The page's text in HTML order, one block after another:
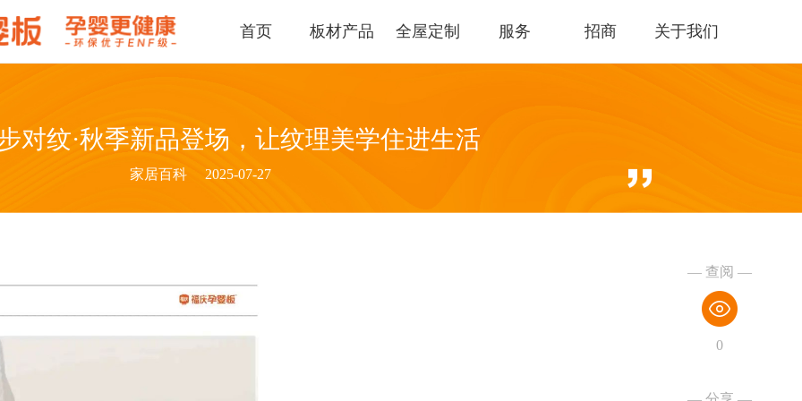
首页 板材产品 全屋定制 服务 招商 关于我们
对纹·秋季新品登场，让纹理美学住进生活
家居百科 2025-07-27
— 查阅 —
0